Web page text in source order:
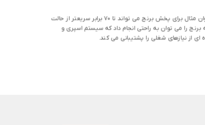
از سیستم بذرپاشی 2.0 به کار گرفته اند که دارای ظرفیت بالای 20 لیتر و همچنین سرعت خیره کننده 15 کیلوگرم در دقیقه می باشد. به عنوان مثال برای پخش برنج می تواند تا 70 برابر سریعتر از حالت
را می توان به راحتی انجام داد که سیستم اسپری و